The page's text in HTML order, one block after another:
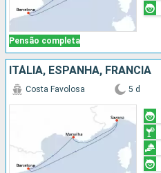
Pensão completa
ITÁLIA, ESPANHA, FRANCIA
Costa Favolosa 5 d